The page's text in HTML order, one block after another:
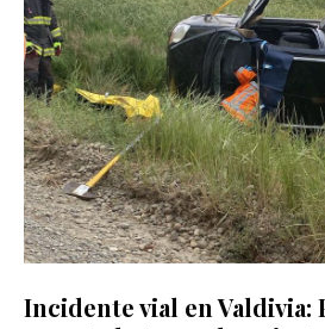
Incidente vial en Valdivia: